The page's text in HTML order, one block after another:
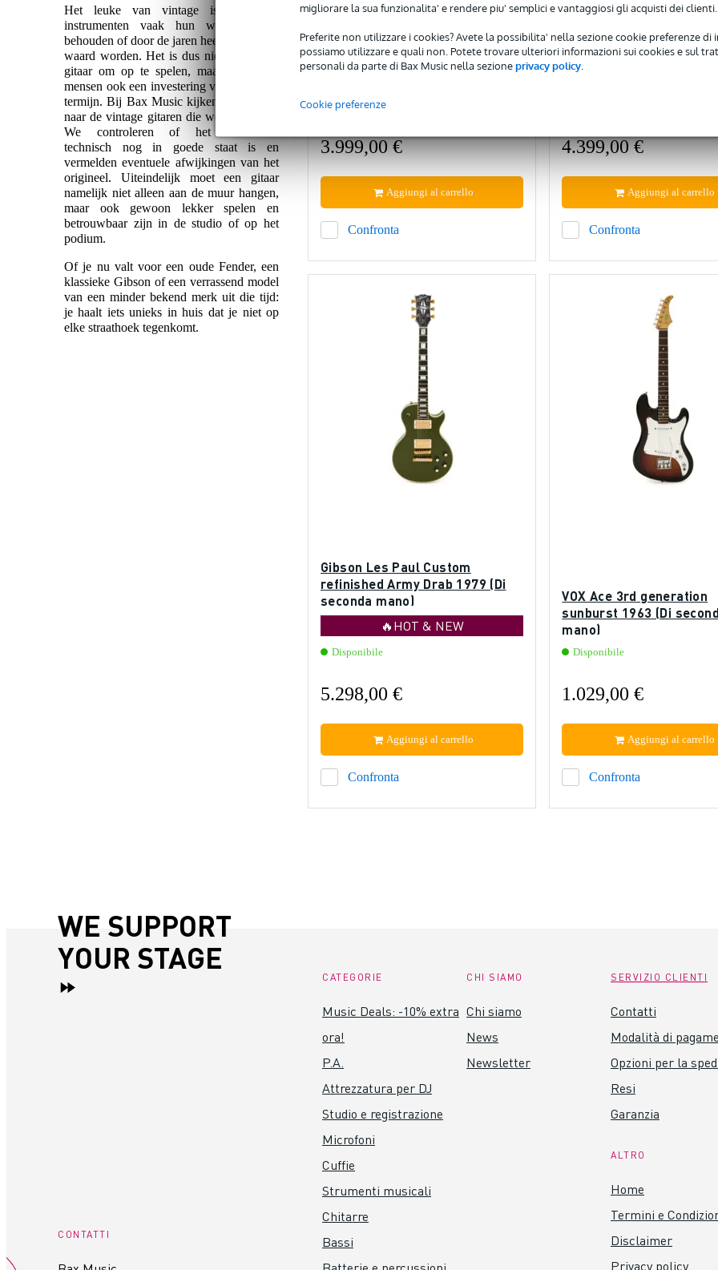
migliorare la sua funzionalita' e rendere piu' semplici e vantaggiosi gli acquisti dei clienti.
Preferite non utilizzare i cookies? Avete la possibilita' nella sezione cookie preferenze di
possiamo utilizzare e quali non. Potete trovare ulteriori informazioni sui cookies e sul
personali da parte di Bax Music nella sezioneprivacy policy.
Cookie preferenze
Het leuke van vintage is dat deze
instrumenten vaak hun waarde goed
behouden of door de jaren heen zelfs meer
waard worden. Het is dus niet alleen een
gitaar om op te spelen, maar voor veel
mensen ook een investering voor de lange
termijn. Bij Bax Music kijken we kritisch
naar de vintage gitaren die we aanbieden.
We controleren of het instrument
technisch nog in goede staat is en
vermelden eventuele afwijkingen van het
origineel. Uiteindelijk moet een gitaar
namelijk niet alleen aan de muur hangen,
maar ook gewoon lekker spelen en
betrouwbaar zijn in de studio of op het
podium.
Of je nu valt voor een oude Fender, een
klassieke Gibson of een verrassend model
van een minder bekend merk uit die tijd:
je haalt iets unieks in huis dat je niet op
elke straathoek tegenkomt.
Epiphone Coronet Cherry /
Mahogany 1963 (Pre-owned)
Disponibile
3.999,00 €
Confronta
Aggiungi al carrello
Gibson SG Custom '61-
Reissue 1987 (Pre-
4.399,00 €
Confronta
Aggiungi al carrello
Gibson Les Paul Custom
refinished Army Drab 1979 (Di
seconda mano)
🔥HOT & NEW
Disponibile
5.298,00 €
Confronta
Aggiungi al carrello
VOX Ace 3rd generation
sunburst 1963 (Di
mano)
Disponibile
1.029,00 €
Confronta
Aggiungi al carrello
WE SUPPORT
YOUR STAGE
CONTATTI
CATEGORIE
Music Deals: -10% extra
ora!
P.A.
Attrezzatura per DJ
Studio e registrazione
Microfoni
Cuffie
Strumenti musicali
Chitarre
Bassi
CHI SIAMO
Chi siamo
News
Newsletter
SERVIZIO CLIENTI
Contatti
Modalità di
Opzioni per la
Resi
Garanzia
ALTRO
Home
Termini e
Disclaimer
Privacy policy